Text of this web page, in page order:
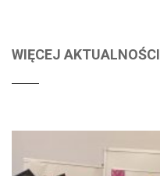
WIĘCEJ AKTUALNOŚCI